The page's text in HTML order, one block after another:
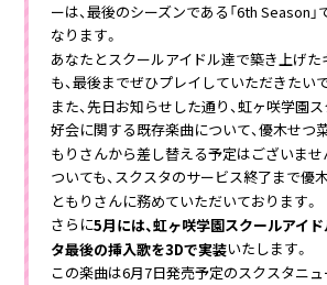
ーは、最後のシーズンである「6th Season
なります。
あなたとスクールアイドル達で築き上げた
も、最後までぜひプレイしていただきたいで
また、先日お知らせした通り、虹ヶ咲学園
好会に関する既存楽曲について、優木せつ
もりさんから差し替える予定はございませ
ついても、スクスタのサービス終了まで優
ともりさんに務めていただいております。
さらに5月には、虹ヶ咲学園スクールアイ
タ最後の挿入歌を3Dで実装いたします。
この楽曲は6月7日発売予定のスクスタニ